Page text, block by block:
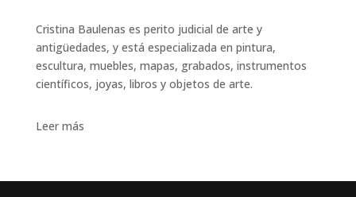
Cristina Baulenas es perito judicial de arte y
antigüedades, y está especializada en pintura,
escultura, muebles, mapas, grabados, instrumentos
científicos, joyas, libros y objetos de arte.
Leer más